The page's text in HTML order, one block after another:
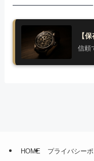
【
信頼
HOME プライバシー